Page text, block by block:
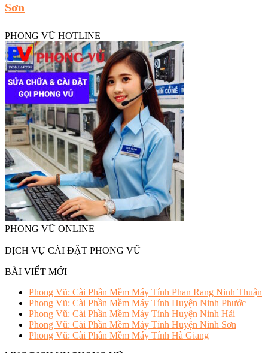
Sơn
PHONG VŨ HOTLINE
PHONG VŨ ONLINE
DỊCH VỤ CÀI ĐẶT PHONG VŨ
BÀI VIẾT MỚI
Phong Vũ: Cài Phần Mềm Máy Tính Phan Rang Ninh Thuận
Phong Vũ: Cài Phần Mềm Máy Tính Huyện Ninh Phước
Phong Vũ: Cài Phần Mềm Máy Tính Huyện Ninh Hải
Phong Vũ: Cài Phần Mềm Máy Tính Huyện Ninh Sơn
Phong Vũ: Cài Phần Mềm Máy Tính Hà Giang